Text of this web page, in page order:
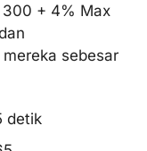
300 + 4% Max
sebesar
detik